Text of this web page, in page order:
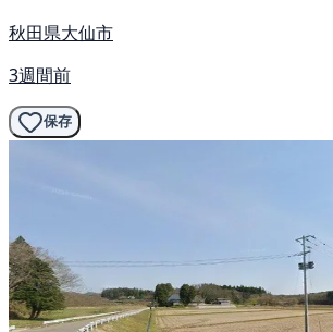
秋田県大仙市
3週間前
保存